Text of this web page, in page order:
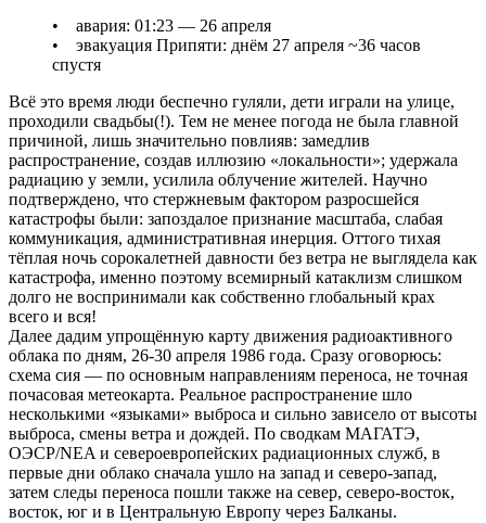
• авария: 01:23 — 26 апреля
• эвакуация Припяти: днём 27 апреля ~36 часов
спустя
Всё это время люди беспечно гуляли, дети играли на улице,
проходили свадьбы(!). Тем не менее погода не была главной
причиной, лишь значительно повлияв: замедлив
распространение, создав иллюзию «локальности»; удержала
радиацию у земли, усилила облучение жителей. Научно
подтверждено, что стержневым фактором разросшейся
катастрофы были: запоздалое признание масштаба, слабая
коммуникация, административная инерция. Оттого тихая
тёплая ночь сорокалетней давности без ветра не выглядела как
катастрофа, именно поэтому всемирный катаклизм слишком
долго не воспринимали как собственно глобальный крах
всего и вся!
Далее дадим упрощённую карту движения радиоактивного
облака по дням, 26-30 апреля 1986 года. Сразу оговорюсь:
схема сия — по основным направлениям переноса, не точная
почасовая метеокарта. Реальное распространение шло
несколькими «языками» выброса и сильно зависело от высоты
выброса, смены ветра и дождей. По сводкам МАГАТЭ,
ОЭСР/NEA и североевропейских радиационных служб, в
первые дни облако сначала ушло на запад и северо-запад,
затем следы переноса пошли также на север, северо-восток,
восток, юг и в Центральную Европу через Балканы.